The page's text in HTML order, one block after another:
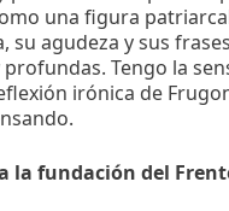
una figura
su agudeza y sus
Tengo la
irónica de
la fundación del